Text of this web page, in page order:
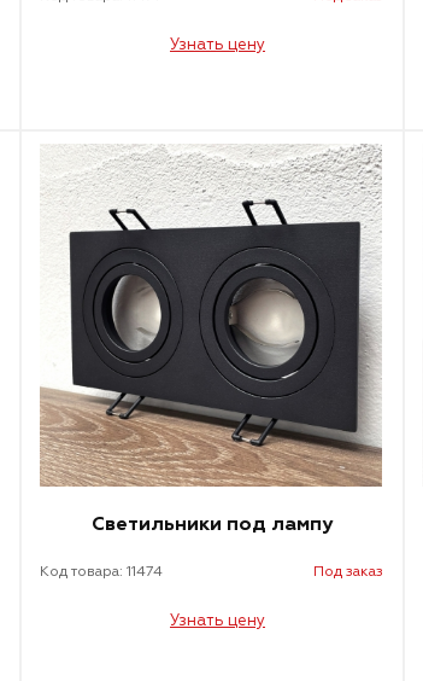
Узнать цену
Светильники под лампу
Код товара: 11474 Под заказ
Узнать цену